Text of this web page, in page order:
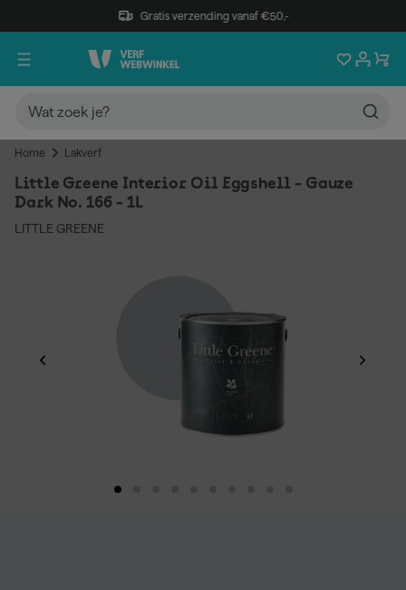
Gratis verzending vanaf €50,-
Home Lakverf
Little Greene Interior Oil Eggshell - Gauze
Dark No. 166 - 1L
LITTLE GREENE